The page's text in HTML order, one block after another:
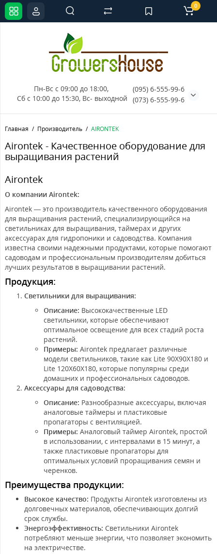
Пн-Вс с 09:00 до 18:00,
Сб с 10:00 до 15:30, Вс- выходной
(095) 6-555-99-6
(073) 6-555-99-6
0
Главная Производитель AIRONTEK
Airontek - Качественное оборудование для
выращивания растений
Airontek
О компании Airontek:
Airontek — это производитель качественного оборудования
для выращивания растений, специализирующийся на
светильниках для выращивания, таймерах и других
аксессуарах для гидропоники и садоводства. Компания
известна своими надежными продуктами, которые помогают
садоводам и профессиональным производителям добиться
лучших результатов в выращивании растений.
Продукция:
Светильники для выращивания:
Описание: Высококачественные LED
светильники, которые обеспечивают
оптимальное освещение для всех стадий роста
растений.
Примеры: Airontek предлагает различные
модели светильников, такие как Lite 90X90X180 и
Lite 120X60X180, которые популярны среди
домашних и профессиональных садоводов.
Аксессуары для садоводства:
Описание: Разнообразные аксессуары, включая
аналоговые таймеры и пластиковые
пропагаторы с вентиляцией.
Примеры: Аналоговый таймер Airontek, простой
в использовании, с интервалами в 15 минут, а
также пластиковые пропагаторы для
оптимальных условий проращивания семян и
черенков.
Преимущества продукции:
Высокое качество: Продукты Airontek изготовлены из
долговечных материалов, обеспечивающих долгий
срок службы.
Энергоэффективность: Светильники Airontek
потребляют меньше энергии, что позволяет экономить
на электричестве.